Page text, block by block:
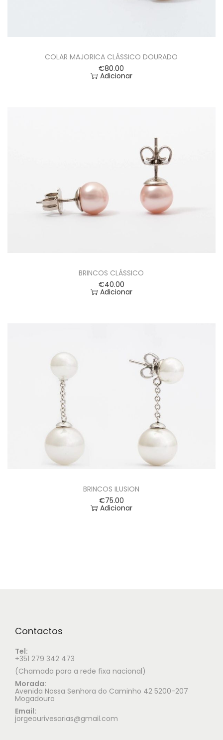
COLAR MAJORICA CLÁSSICO DOURADO
€80.00
Adicionar
BRINCOS CLÁSSICO
€40.00
Adicionar
BRINCOS ILUSION
€75.00
Adicionar
Contactos
Tel:
+351 279 342 473
(Chamada para a rede fixa nacional)
Morada:
Avenida Nossa Senhora do Caminho 42 5200-207
Mogadouro
Email:
jorgeourivesarias@gmail.com